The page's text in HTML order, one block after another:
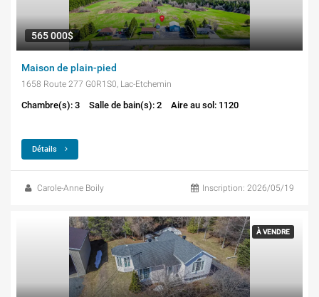
565 000$
Maison de plain-pied
1658 Route 277 G0R1S0, Lac-Etchemin
Chambre(s): 3 Salle de bain(s): 2 Aire au sol: 1120
Détails
Carole-Anne Boily Inscription: 2026/05/19
À VENDRE